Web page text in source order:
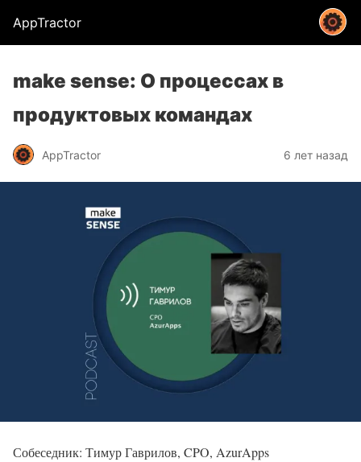
AppTractor
make sense: О процессах в
продуктовых командах
AppTractor 6 лет назад
Собеседник: Тимур Гаврилов, CPO, AzurApps